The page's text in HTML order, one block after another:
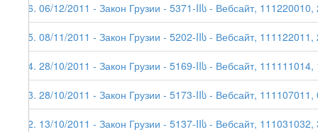
26. 06/12/2011 - Закон Грузии - 5371-IIს - Вебсайт,
25. 08/11/2011 - Закон Грузии - 5202-IIს - Вебсайт,
24. 28/10/2011 - Закон Грузии - 5169-IIს - Вебсайт,
23. 28/10/2011 - Закон Грузии - 5173-IIს - Вебсайт,
22. 13/10/2011 - Закон Грузии - 5137-IIს - Вебсайт,